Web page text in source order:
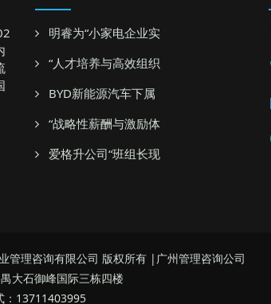
明睿为“小家电企业实
“人才培养与高效组织
BYD新能源汽车下属
“战略性薪酬与激励体
爱格升公司“班组长现
理咨询有限公司 版权所有 |广州管理咨询公司
大石御峰国际三栋四楼
：13711403995